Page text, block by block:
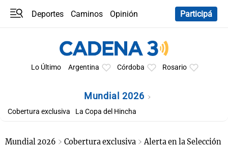
Deportes Caminos
Opinión
Participá
Lo Último Argentina Córdoba Rosario
Mundial 2026
Cobertura exclusiva La Copa del Hincha
Mundial 2026 Cobertura exclusiva Alerta en la Selección